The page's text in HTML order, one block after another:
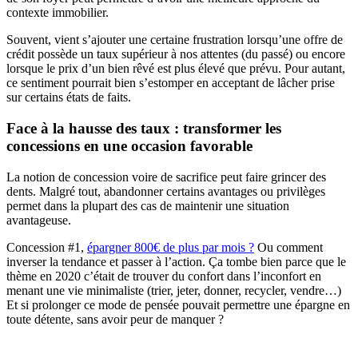
contexte immobilier.
Souvent, vient s’ajouter une certaine frustration lorsqu’une offre de
crédit possède un taux supérieur à nos attentes (du passé) ou encore
lorsque le prix d’un bien rêvé est plus élevé que prévu. Pour autant,
ce sentiment pourrait bien s’estomper en acceptant de lâcher prise
sur certains états de faits.
Face à la hausse des taux : transformer les
concessions en une occasion favorable
La notion de concession voire de sacrifice peut faire grincer des
dents. Malgré tout, abandonner certains avantages ou privilèges
permet dans la plupart des cas de maintenir une situation
avantageuse.
Concession #1, épargner 800€ de plus par mois ? Ou comment
inverser la tendance et passer à l’action. Ça tombe bien parce que le
thème en 2020 c’était de trouver du confort dans l’inconfort en
menant une vie minimaliste (trier, jeter, donner, recycler, vendre…)
Et si prolonger ce mode de pensée pouvait permettre une épargne en
toute détente, sans avoir peur de manquer ?